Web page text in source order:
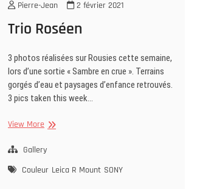
Pierre-Jean 2 février 2021
Trio Roséen
3 photos réalisées sur Rousies cette semaine,
lors d’une sortie « Sambre en crue ». Terrains
gorgés d’eau et paysages d’enfance retrouvés.
3 pics taken this week…
View More Trio
Gallery
Couleur Leica R Mount SONY